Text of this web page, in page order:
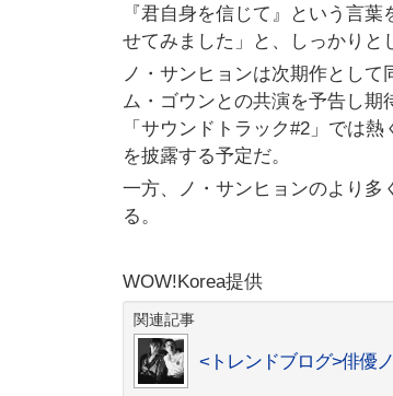
『君自身を信じて』という言
せてみました」と、しっかりと
ノ・サンヒョンは次期作とし
ム・ゴウンとの共演を予告し
「サウンドトラック#2」では
を披露する予定だ。
一方、ノ・サンヒョンのより多
る。
WOW!Korea提供
関連記事
<トレンドブログ>俳優